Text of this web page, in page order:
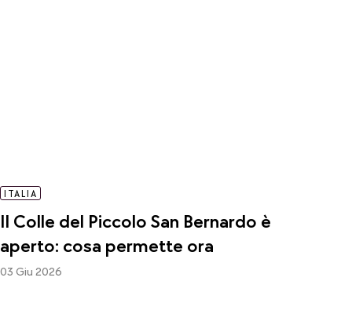
ITALIA
Il Colle del Piccolo San Bernardo è
aperto: cosa permette ora
03 Giu 2026